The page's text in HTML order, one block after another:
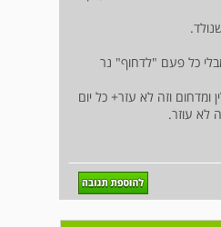
כל פעם "לדחוף" נר
ומדחום וזה לא עזר+ כל יום
לא עוזר.